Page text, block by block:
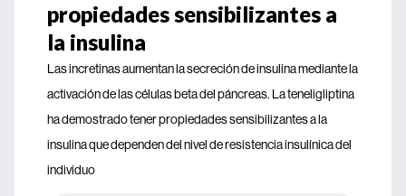
propiedades sensibilizantes a
la insulina
Las incretinas aumentan la secreción de insulina mediante la
activación de las células beta del páncreas. La teneligliptina
ha demostrado tener propiedades sensibilizantes a la
insulina que dependen del nivel de resistencia insulínica del
individuo